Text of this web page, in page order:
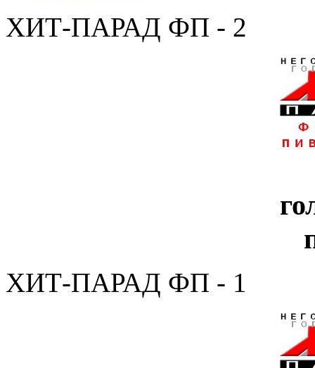
ХИТ-ПАРАД ФП - 2
ХИТ-ПАРАД ФП - 1